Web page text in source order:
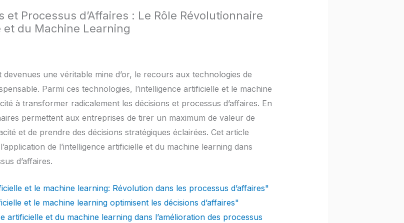
Processus d’Affaires : Le Rôle Révolutionnaire
et du Machine Learning
une véritable mine d’or, le recours aux technologies de
Parmi ces technologies, l’intelligence artificielle et le machine
à transformer radicalement les décisions et processus d’affaires. En
permettent aux entreprises de tirer un maximum de valeur de
et de prendre des décisions stratégiques éclairées. Cet article
de l’intelligence artificielle et du machine learning dans
d’affaires.
et le machine learning: Révolution dans les processus d’affaires"
et le machine learning optimisent les décisions d’affaires"
artificielle et du machine learning dans l’amélioration des processus